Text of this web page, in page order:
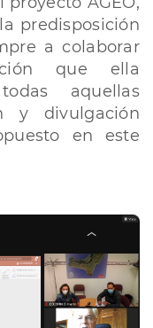
predisposición
a colaborar
que ella
aquellas
y divulgación
en este